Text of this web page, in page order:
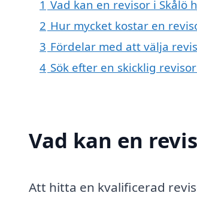
1 Vad kan en revisor i Skålö
2 Hur mycket kostar en
3 Fördelar med att välja
4 Sök efter en skicklig
Vad kan en
Att hitta en kvalificerad